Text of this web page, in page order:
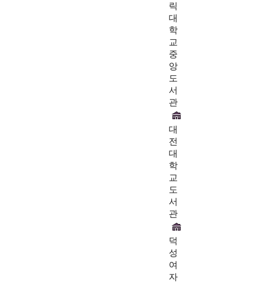
릭
대
학
교
중
앙
도
서
관
대
전
대
학
교
도
서
관
덕
성
여
자